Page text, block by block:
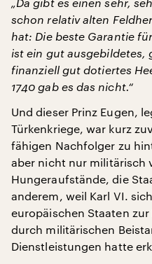
schon relativ alten
hat: Die beste Garantie
ist ein gut ausgebildetes,
finanziell gut dotiertes
1740 gab es das nicht.“
Und dieser Prinz Eugen,
Türkenkriege, war kurz
fähigen Nachfolger zu
aber nicht nur militärisch
Hungeraufstände, die
anderem, weil Karl VI.
europäischen Staaten
durch militärischen
Dienstleistungen hatte